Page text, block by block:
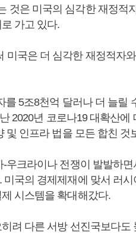
것은 미국의 심각한 재정적
가고 있다.
미국은 더 심각한 재정적자
5조8천억 달러나 더 늘릴
2020년 코로나19 대확산에
및 인프라 법을 모든 합친 것
우크라이나 전쟁이 발발하
국의 경제제재에 맞서 러
시스템을 확대해갔다.
려 다른 서방 선진국보다도